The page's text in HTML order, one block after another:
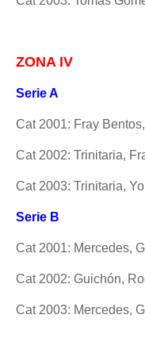
ZONA IV
Serie A
Cat 2001: Fray
Cat 2002: Trinitaria,
Cat 2003: Trinitaria,
Serie B
Cat 2001: Mercedes,
Cat 2002: Guichón,
Cat 2003: Mercedes,